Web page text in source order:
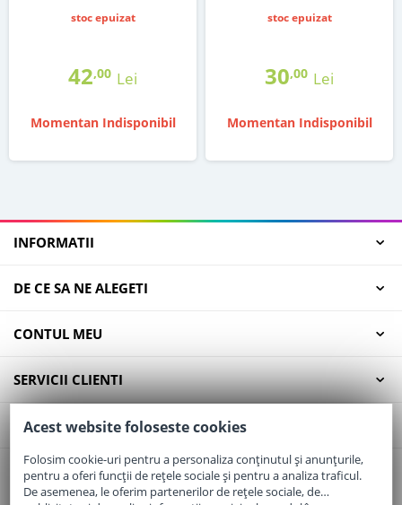
stoc epuizat
42,00 Lei
Momentan Indisponibil
stoc epuizat
30,00 Lei
Momentan Indisponibil
INFORMATII
DE CE SA NE ALEGETI
CONTUL MEU
SERVICII CLIENTI
CONTACT
Email:office@elaptepraf.ro
Telefon:0745-964-449
Acest website foloseste cookies
Folosim cookie-uri pentru a personaliza conținutul și anunțurile,
pentru a oferi funcții de rețele sociale și pentru a analiza traficul.
De asemenea, le oferim partenerilor de rețele sociale, de